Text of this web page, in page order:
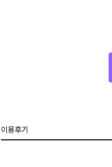
이용후기